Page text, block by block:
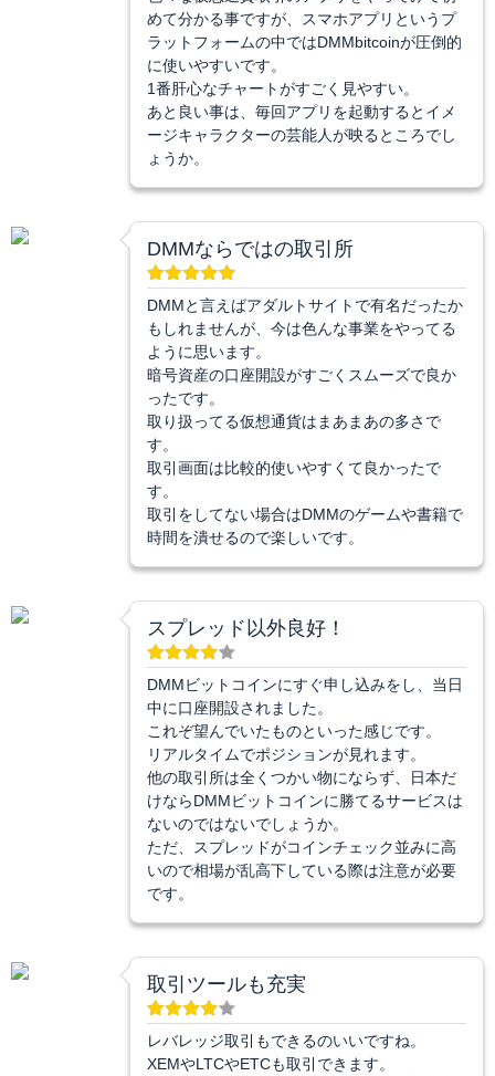
めて分かる事ですが、スマホアプリというプ
ラットフォームの中ではDMMbitcoinが圧倒的
に使いやすいです。
1番肝心なチャートがすごく見やすい。
あと良い事は、毎回アプリを起動するとイメ
ージキャラクターの芸能人が映るところでし
ょうか。
DMMならではの取引所
DMMと言えばアダルトサイトで有名だったか
もしれませんが、今は色んな事業をやってる
ように思います。
暗号資産の口座開設がすごくスムーズで良か
ったです。
取り扱ってる仮想通貨はまあまあの多さで
す。
取引画面は比較的使いやすくて良かったで
す。
取引をしてない場合はDMMのゲームや書籍で
時間を潰せるので楽しいです。
スプレッド以外良好！
DMMビットコインにすぐ申し込みをし、当日
中に口座開設されました。
これぞ望んでいたものといった感じです。
リアルタイムでポジションが見れます。
他の取引所は全くつかい物にならず、日本だ
けならDMMビットコインに勝てるサービスは
ないのではないでしょうか。
ただ、スプレッドがコインチェック並みに高
いので相場が乱高下している際は注意が必要
です。
取引ツールも充実
レバレッジ取引もできるのいいですね。
XEMやLTCやETCも取引できます。